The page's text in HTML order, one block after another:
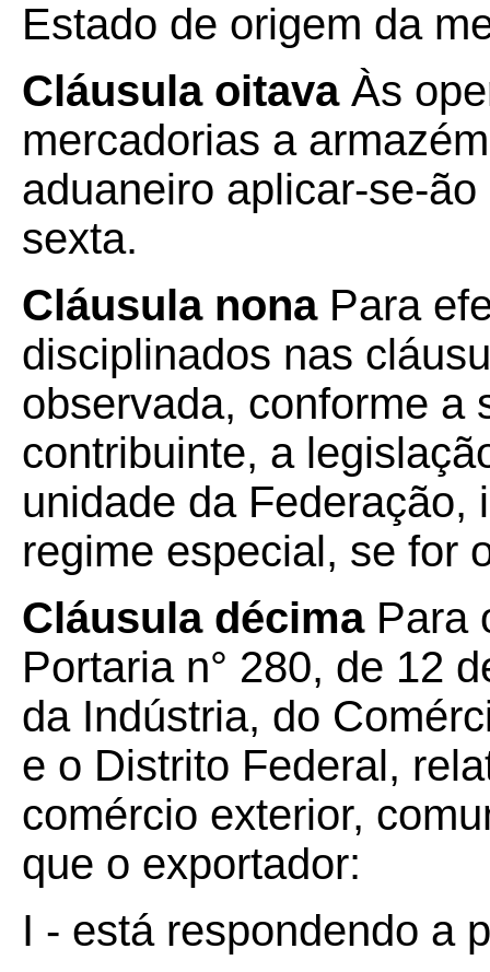
Estado de origem da
Cláusula oitavaÀs
mercadorias a
aduaneiro aplicar-se-
sexta.
Cláusula nonaPara
disciplinados nas
observada, conforme a
contribuinte, a
unidade da Federação,
regime especial, se for
Cláusula décima Para
Portaria n° 280, de 12
da Indústria, do
e o Distrito Federal,
comércio exterior,
que o exportador:
I - está respondendo a